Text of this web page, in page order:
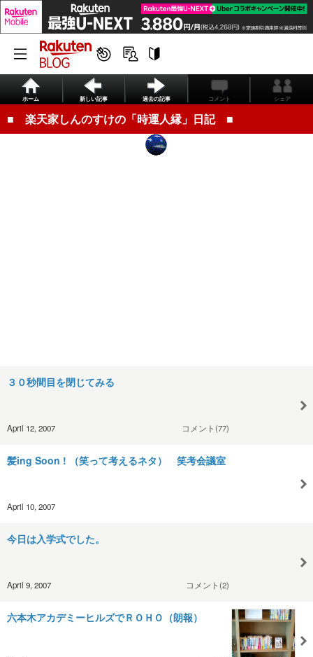
ホーム 新しい記事 過去の記事 コメント シェア
■ 楽天家しんのすけの「時運人縁」日記 ■
３０秒間目を閉じてみる
April 12, 2007 コメント(77)
髪ing Soon ! （笑って考えるネタ） 笑考会議室
April 10, 2007
今日は入学式でした。
April 9, 2007 コメント(2)
六本木アカデミーヒルズでＲＯＨＯ（朗報）